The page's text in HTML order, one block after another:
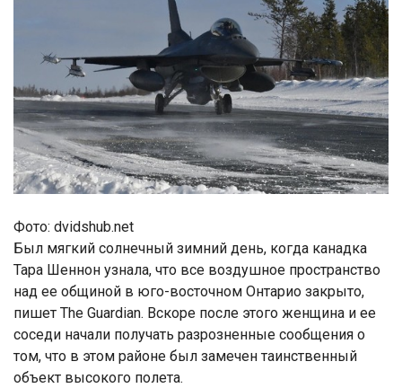
Фото: dvidshub.net
Был мягкий солнечный зимний день, когда канадка
Тара Шеннон узнала, что все воздушное пространство
над ее общиной в юго-восточном Онтарио закрыто,
пишет The Guardian. Вскоре после этого женщина и ее
соседи начали получать разрозненные сообщения о
том, что в этом районе был замечен таинственный
объект высокого полета.